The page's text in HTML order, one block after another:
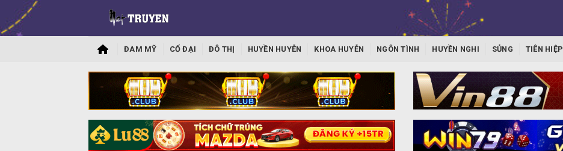
ĐAM MỸ CỔ ĐẠI ĐÔ THỊ HUYỀN HUYỄN KHOA HUYỄN NGÔN TÌNH HUYỀN NGHI SỦNG TIÊN HIỆP